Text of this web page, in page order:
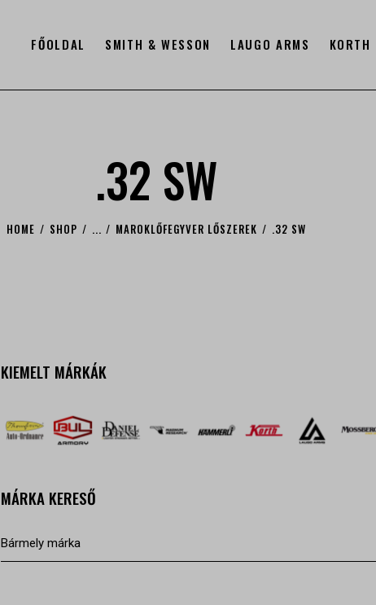
FŐOLDAL SMITH & WESSON LAUGO ARMS KORTH
.32 SW
HOME SHOP ... MAROKLŐFEGYVER LŐSZEREK .32 SW
KIEMELT MÁRKÁK
MÁRKA KERESŐ